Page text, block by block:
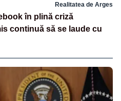
Realitatea de Arges
în plină criză
continuă să se laude cu